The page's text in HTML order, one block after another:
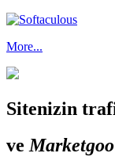
More...
Sitenizin
ve